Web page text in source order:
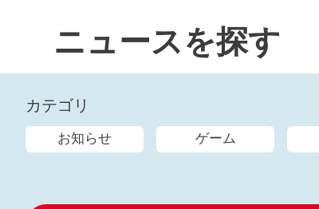
ニュースを探す
カテゴリ
お知らせ ゲーム